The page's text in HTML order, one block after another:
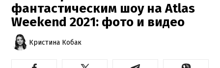
фантастическим шоу на Atlas
Weekend 2021: фото и видео
Кристина Кобак